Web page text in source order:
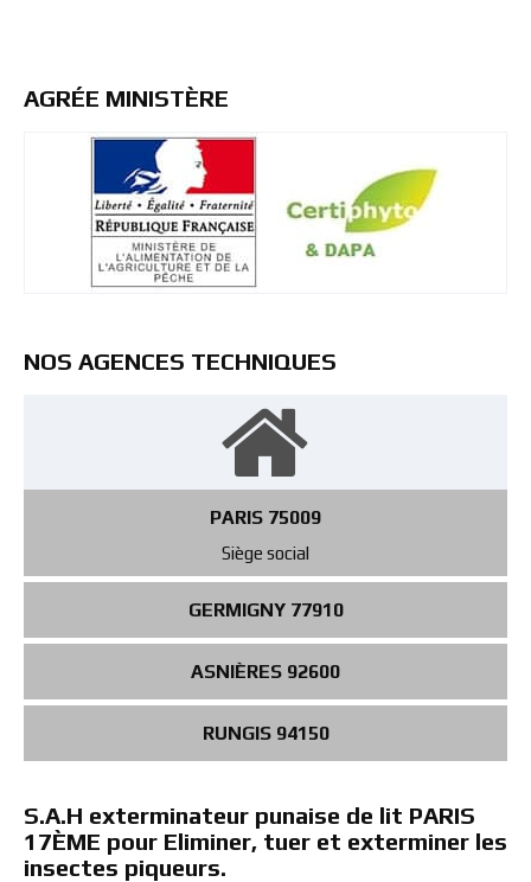
AGRÉE MINISTÈRE
NOS AGENCES TECHNIQUES
PARIS 75009
Siège social
GERMIGNY 77910
ASNIÈRES 92600
RUNGIS 94150
S.A.H exterminateur punaise de lit PARIS
17ÈME pour Eliminer, tuer et exterminer les
insectes piqueurs.